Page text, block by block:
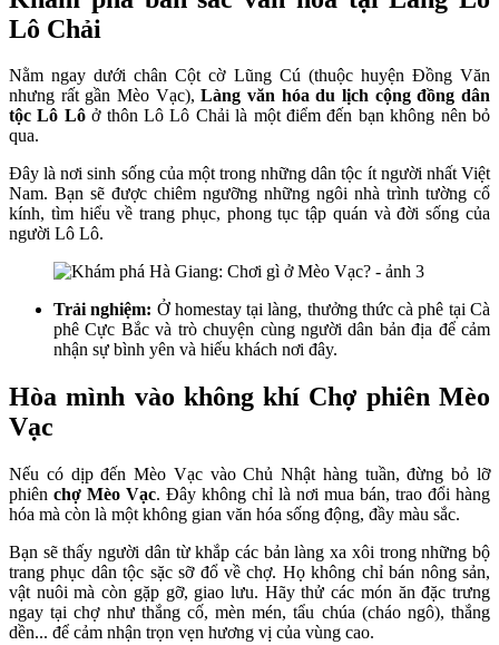
Lô Chải
Nằm ngay dưới chân Cột cờ Lũng Cú (thuộc huyện Đồng Văn
nhưng rất gần Mèo Vạc),Làng văn hóa du lịch cộng đồng dân
tộc Lô Lôở thôn Lô Lô Chải là một điểm đến bạn không nên bỏ
qua.
Đây là nơi sinh sống của một trong những dân tộc ít người nhất Việt
Nam. Bạn sẽ được chiêm ngưỡng những ngôi nhà trình tường cổ
kính, tìm hiểu về trang phục, phong tục tập quán và đời sống của
người Lô Lô.
Trải nghiệm: Ở homestay tại làng, thưởng thức cà phê tại Cà
phê Cực Bắc và trò chuyện cùng người dân bản địa để cảm
nhận sự bình yên và hiếu khách nơi đây.
Hòa mình vào không khí Chợ phiên Mèo
Vạc
Nếu có dịp đến Mèo Vạc vào Chủ Nhật hàng tuần, đừng bỏ lỡ
phiên chợ Mèo Vạc. Đây không chỉ là nơi mua bán, trao đổi hàng
hóa mà còn là một không gian văn hóa sống động, đầy màu sắc.
Bạn sẽ thấy người dân từ khắp các bản làng xa xôi trong những bộ
trang phục dân tộc sặc sỡ đổ về chợ. Họ không chỉ bán nông sản,
vật nuôi mà còn gặp gỡ, giao lưu. Hãy thử các món ăn đặc trưng
ngay tại chợ như thắng cố, mèn mén, tẩu chúa (cháo ngô), thắng
dền... để cảm nhận trọn vẹn hương vị của vùng cao.